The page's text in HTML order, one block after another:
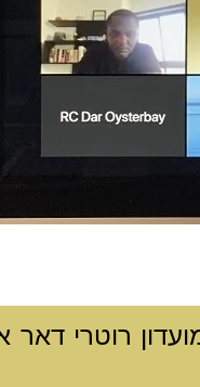
רוטרי דאר